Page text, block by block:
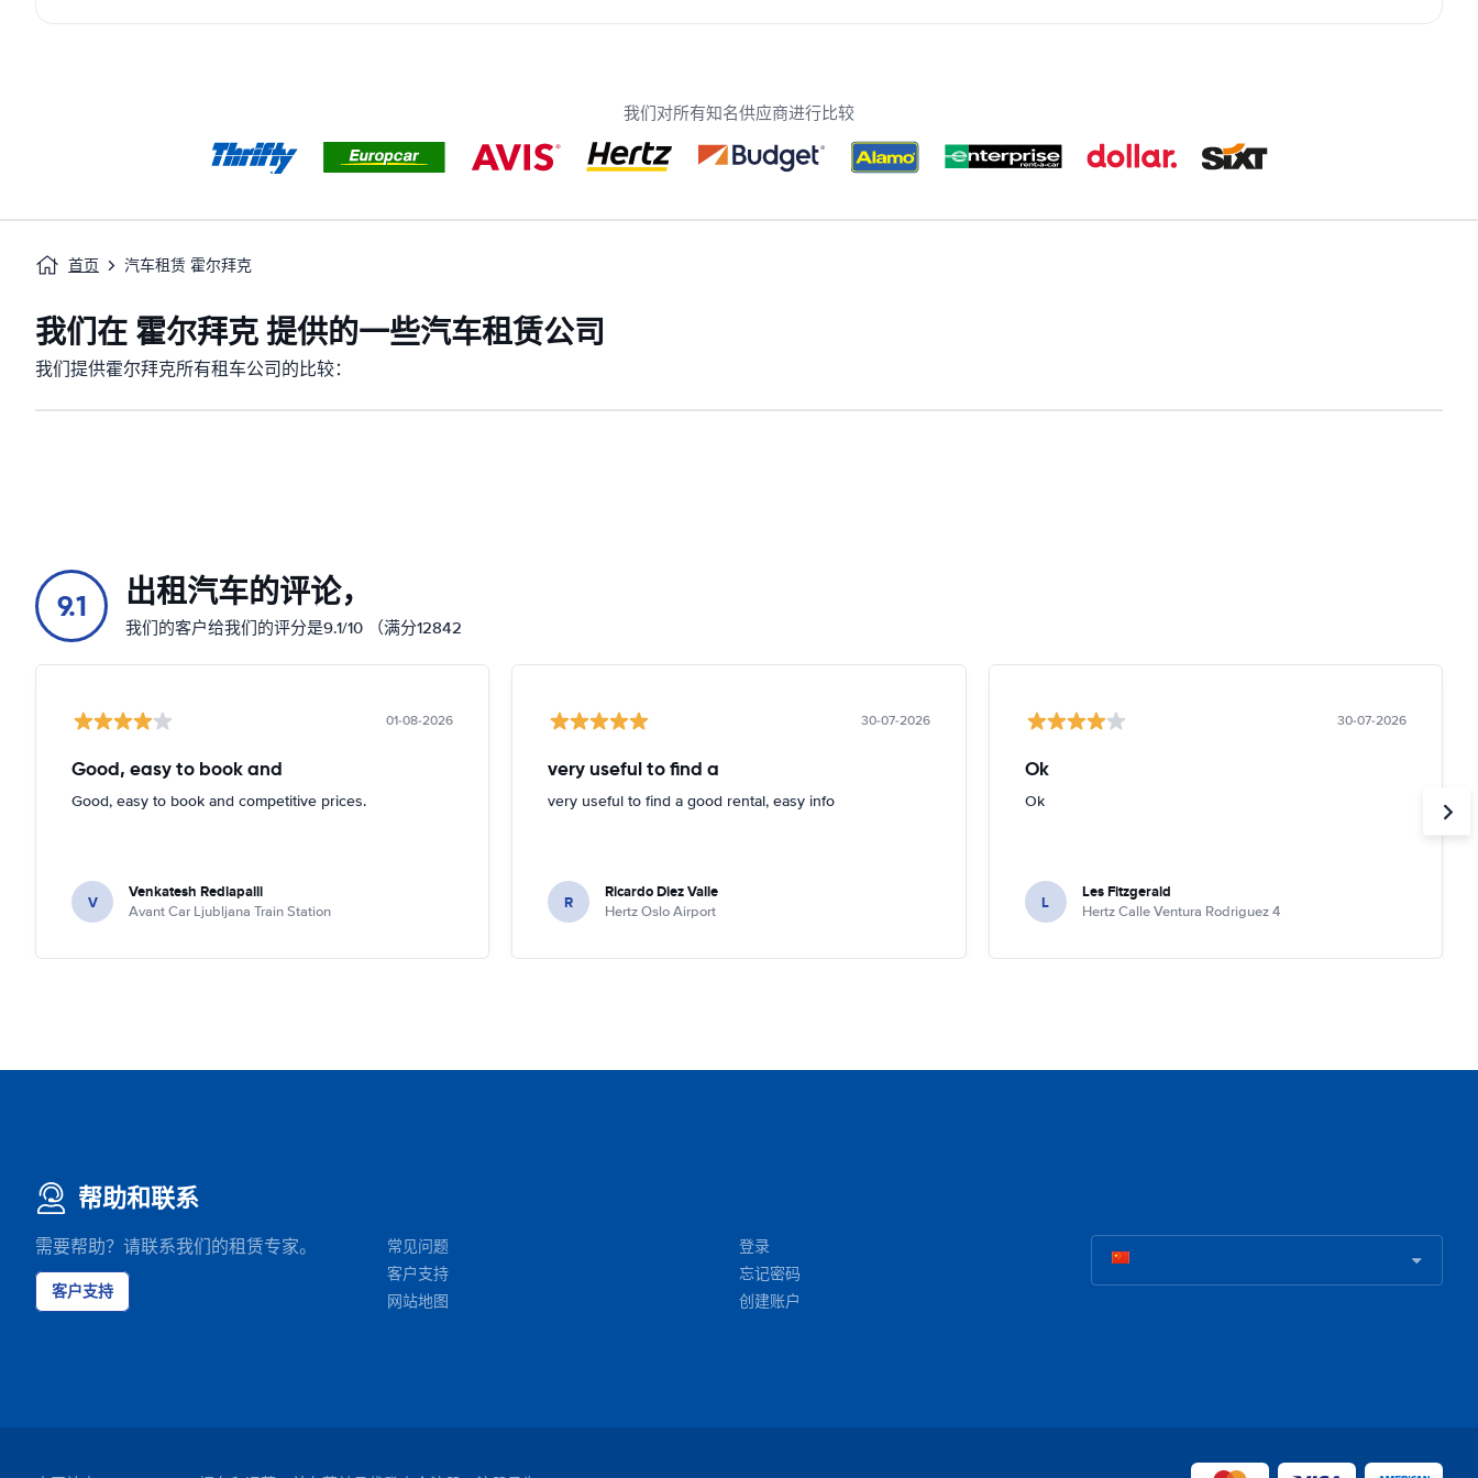
我们对所有知名供应商进行比较
首页 汽车租赁 霍尔拜克
我们在 霍尔拜克 提供的一些汽车租赁公司
我们提供霍尔拜克所有租车公司的比较：
9.1 出租汽车的评论，
我们的客户给我们的评分是9.1/10 （满分12842
01-08-2026
Good, easy to book and
Good, easy to book and competitive prices.
V Venkatesh Redlapalli
Avant Car Ljubljana Train Station
30-07-2026
very useful to find a
very useful to find a good rental, easy info
R Ricardo Diez Valle
Hertz Oslo Airport
30-07-2026
Ok
Ok
L Les Fitzgerald
Hertz Calle Ventura Rodriguez 4
帮助和联系
需要帮助？请联系我们的租赁专家。
客户支持
常见问题
客户支持
网站地图
登录
忘记密码
创建账户